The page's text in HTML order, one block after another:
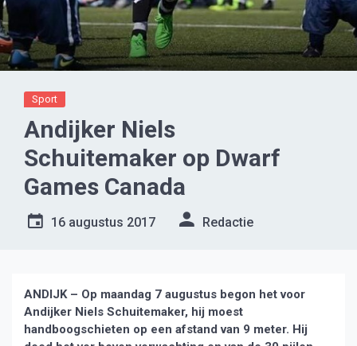
Sport
Andijker Niels
Schuitemaker op Dwarf
Games Canada
16 augustus 2017 Redactie
ANDIJK – Op maandag 7 augustus begon het voor
Andijker Niels Schuitemaker, hij moest
handboogschieten op een afstand van 9 meter. Hij